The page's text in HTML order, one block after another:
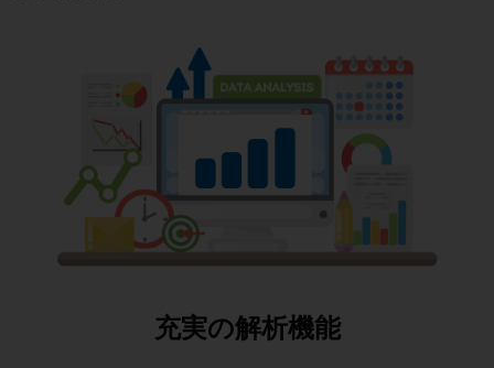
充実の解析機能